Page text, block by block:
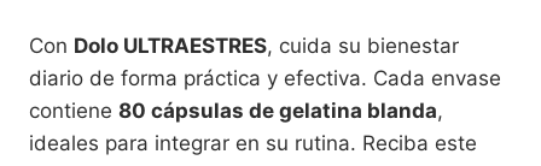
Con Dolo ULTRAESTRES, cuida su bienestar
diario de forma práctica y efectiva. Cada envase
contiene 80 cápsulas de gelatina blanda,
ideales para integrar en su rutina. Reciba este